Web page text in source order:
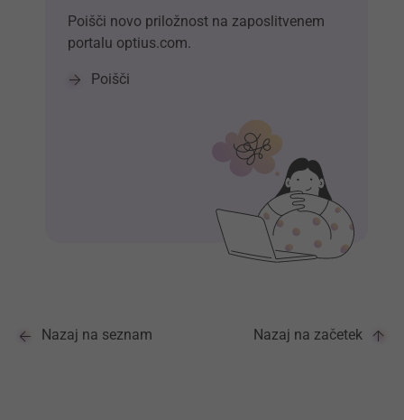
Poišči novo priložnost na zaposlitvenem
portalu optius.com.
Poišči
Nazaj na seznam Nazaj na začetek